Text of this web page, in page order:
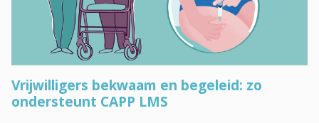
Vrijwilligers bekwaam en begeleid: zo
ondersteunt CAPP LMS